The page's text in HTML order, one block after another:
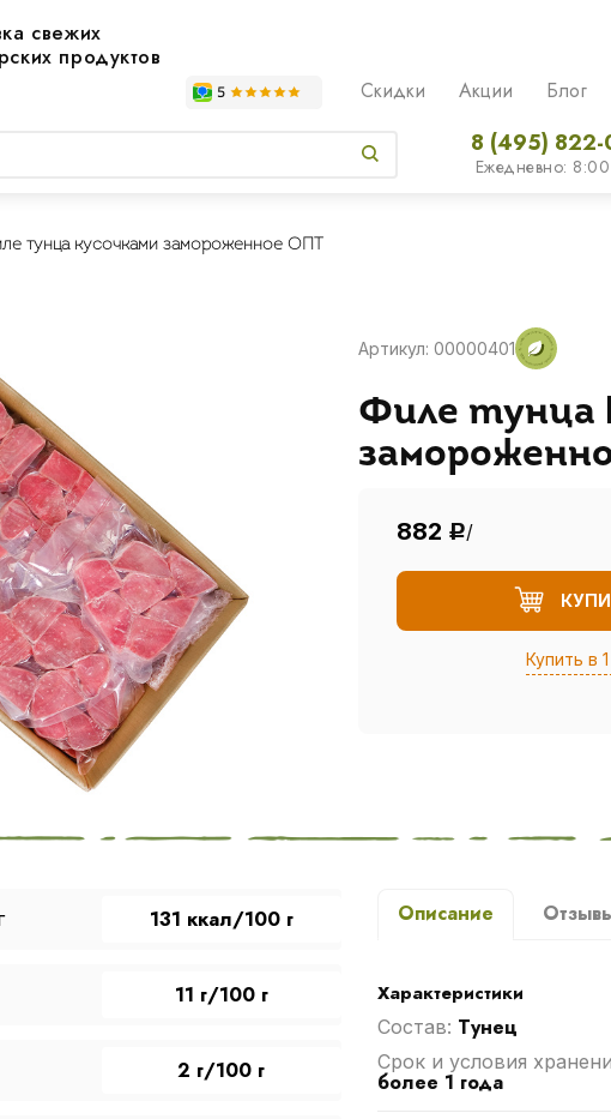
свежих
продуктов
Скидки Акции Блог
8 (495)
Ежедневно:
тунца кусочками замороженное ОПТ
Артикул: 00000401
Филе тунца
882 Р/
Купить в
131 ккал/100 г
11 г/100 г
2 г/100 г
Описание
Характеристики
Cостав: Тунец
Срок и условия
более 1 года